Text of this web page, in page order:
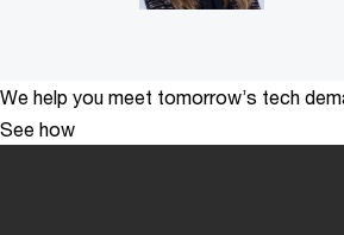
We help you meet tomorrow’s tech
See how